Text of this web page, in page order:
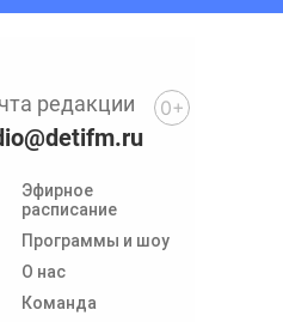
Эфирное
расписание
Программы и шоу
О нас
Команда
редакции 0+